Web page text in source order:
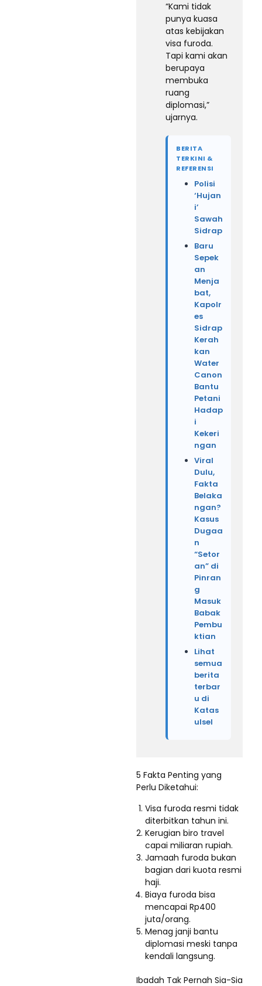
“Kami tidak
punya kuasa
atas kebijakan
visa furoda.
Tapi kami akan
berupaya
membuka
ruang
diplomasi,”
ujarnya.
BERITA
TERKINI &
REFERENSI
Polisi
‘Hujan
i’
Sawah
Sidrap
Baru
Sepek
an
Menja
bat,
Kapolr
es
Sidrap
Kerah
kan
Water
Canon
Bantu
Petani
Hadap
i
Kekeri
ngan
Viral
Dulu,
Fakta
Belaka
ngan?
Kasus
Dugaa
n
“Setor
an” di
Pinran
g
Masuk
Babak
Pembu
ktian
Lihat
semua
berita
terbar
u di
Katas
ulsel
5 Fakta Penting yang
Perlu Diketahui:
Visa furoda resmi tidak
diterbitkan tahun ini.
Kerugian biro travel
capai miliaran rupiah.
Jamaah furoda bukan
bagian dari kuota resmi
haji.
Biaya furoda bisa
mencapai Rp400
juta/orang.
Menag janji bantu
diplomasi meski tanpa
kendali langsung.
Ibadah Tak Pernah Sia-Sia